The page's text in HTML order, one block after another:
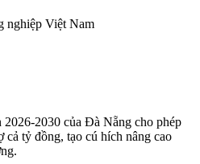
nghiệp Việt Nam
2026-2030 của Đà Nẵng cho phép
cả tỷ đồng, tạo cú hích nâng cao